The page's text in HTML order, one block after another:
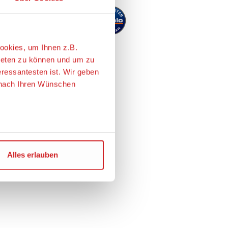
um Ihnen z.B.
zu können und um zu
ist. Wir geben
Ihren Wünschen
Daten
Maßnahmen zur
der EU auch bei der
Alles erlauben